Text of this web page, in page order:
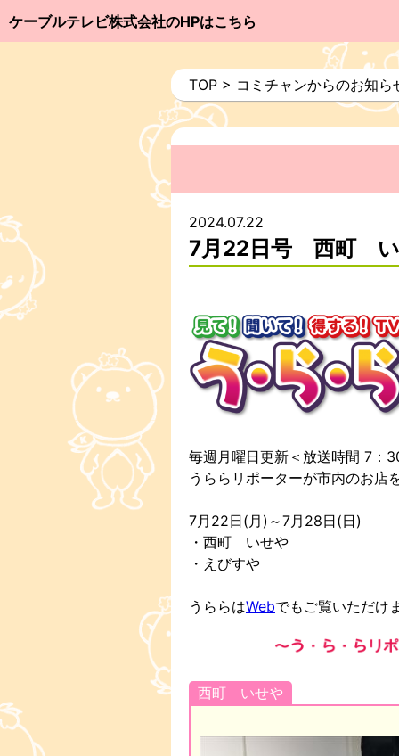
ケーブルテレビ株式会社のHPはこちら
TOP > コミチャンからのお知ら
2024.07.22
7月22日号 西町 い
毎週月曜日更新＜放送時間
うららリポーターが市内のお店
7月22日(月)～7月28日(日)
・西町 いせや
・えびすや
うららはWebでもご覧いただけ
西町 いせや